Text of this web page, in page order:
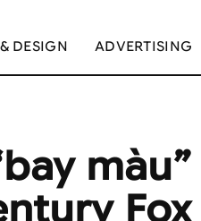
DESIGN ADVERTISING